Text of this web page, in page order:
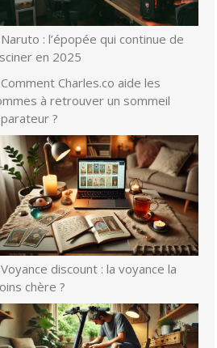
Naruto : l’épopée qui continue de
en 2025
Comment Charles.co aide les
à retrouver un sommeil
?
Voyance discount : la voyance la
chère ?